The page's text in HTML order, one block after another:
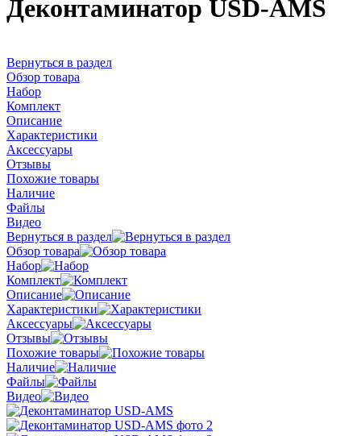
Деконтаминатор USD-AMS
Вернуться в раздел
Обзор товара
Набор
Комплект
Описание
Характеристики
Аксессуары
Отзывы
Похожие товары
Наличие
Файлы
Видео
Вернуться в раздел
Обзор товара
Набор
Комплект
Описание
Характеристики
Аксессуары
Отзывы
Похожие товары
Наличие
Файлы
Видео